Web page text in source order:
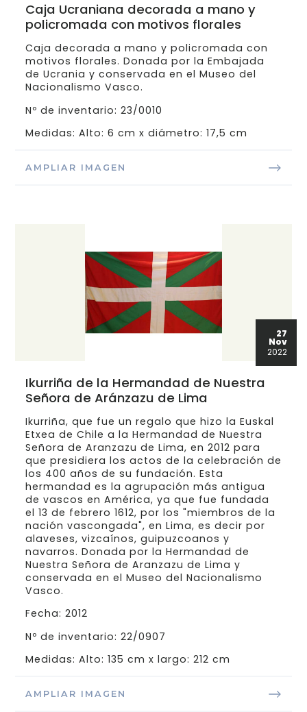
Caja Ucraniana decorada a mano y
policromada con motivos florales
Caja decorada a mano y policromada con
motivos florales. Donada por la Embajada
de Ucrania y conservada en el Museo del
Nacionalismo Vasco.
Nº de inventario: 23/0010
Medidas: Alto: 6 cm x diámetro: 17,5 cm
AMPLIAR IMAGEN
27
Nov
2022
Ikurriña de la Hermandad de Nuestra
Señora de Aránzazu de Lima
Ikurriña, que fue un regalo que hizo la Euskal
Etxea de Chile a la Hermandad de Nuestra
Señora de Aranzazu de Lima, en 2012 para
que presidiera los actos de la celebración de
los 400 años de su fundación. Esta
hermandad es la agrupación más antigua
de vascos en América, ya que fue fundada
el 13 de febrero 1612, por los "miembros de la
nación vascongada", en Lima, es decir por
alaveses, vizcaínos, guipuzcoanos y
navarros. Donada por la Hermandad de
Nuestra Señora de Aranzazu de Lima y
conservada en el Museo del Nacionalismo
Vasco.
Fecha: 2012
Nº de inventario: 22/0907
Medidas: Alto: 135 cm x largo: 212 cm
AMPLIAR IMAGEN